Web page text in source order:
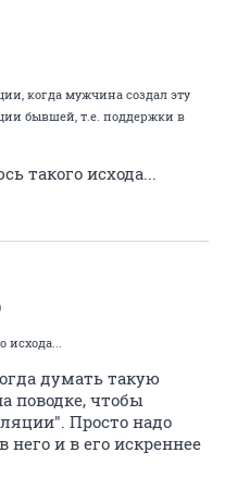
когда мужчина создал эту
бывшей, т.е. поддержки в
такого исхода...
исхода...
думать такую
поводке, чтобы
Просто надо
и в его искреннее